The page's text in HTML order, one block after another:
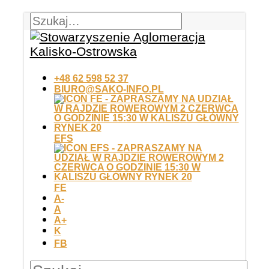
+48 62 598 52 37
BIURO@SAKO-INFO.PL
EFS
FE
A-
A
A+
K
FB